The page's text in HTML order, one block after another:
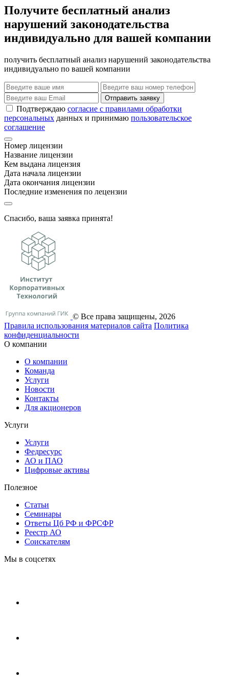
Получите бесплатный анализ
нарушений законодательства
индивидуально для вашей компании
получить бесплатный анализ нарушений законодательства
индивидуально по вашей компании
Отправить заявку
Подтверждаю согласие с правилами обработки
персональных данных и принимаю пользовательское
соглашение
Номер лицензии
Название лицензии
Кем выдана лицензия
Дата начала лицензии
Дата окончания лицензии
Последние изменения по лецензии
Спасибо, ваша заявка принята!
© Все права защищены, 2026
Правила использования материалов сайта Политика
конфиденциальности
О компании
О компании
Команда
Услуги
Новости
Контакты
Для акционеров
Услуги
Услуги
Федресурс
АО и ПАО
Цифровые активы
Полезное
Статьи
Cеминары
Ответы Цб РФ и ФРСФР
Реестр АО
Соискателям
Мы в соцсетях